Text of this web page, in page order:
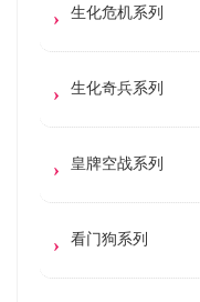
生化危机系列
生化奇兵系列
皇牌空战系列
看门狗系列